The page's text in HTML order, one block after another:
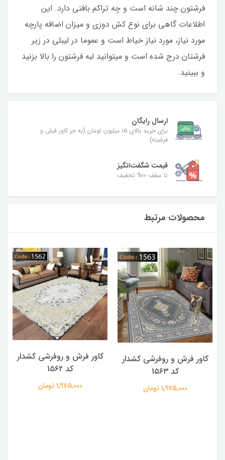
فرشتون چند شانه است و چه تراکم بافتی دارد. این
اطلاعات گاهی برای نوع کش دوزی و میزان اضافه پارچه
مورد نیاز، مورد نیاز خیاط است و عموما در لیبلی در زیر
فرشتان درج شده است و میتوانید لبه فرشتون را بالا بزنید
و ببینید.
ارسال رایگان
برای خرید بالای ۱۵ میلیون تومان (به جز کاور فرش و
فرشینه)
قیمت شگفت‌انگیز
تا سقف ۱۰% تخفیف
محصولات مرتبط
کاور فرش و روفرشی کشدار
کد 1۵۶۳
1,975,000 تومان
کاور فرش و روفرشی کشدار
کد 1۵۶۲
1,975,000 تومان